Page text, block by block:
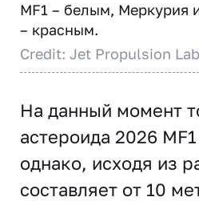
MF1 – белым, Меркурия
– красным.
Credit: Jet Propulsion
На данный момент
астероида 2026
однако, исходя из
составляет от 10